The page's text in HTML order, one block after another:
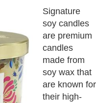
Signature
soy candles
are premium
candles
made from
soy wax that
are known for
their high-